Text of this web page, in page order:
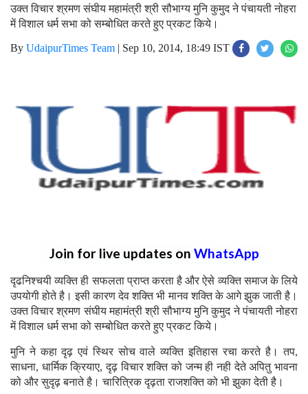
उक्त विचार श्रमण संघीय महामंत्री श्री सौभाग्य मुनि कुमुद ने पंचायती नोहरा
में विशाल धर्म सभा को सम्बोधित करते हुए प्रकट किये।
By UdaipurTimes Team | Sep 10, 2014, 18:49 IST
Join for live updates on WhatsApp
दृढनिश्चयी व्यक्ति ही सफलता प्राप्त करता है और ऐसे व्यक्ति समाज के लिये
उपयोगी होते है। इसी कारण देव शक्ति भी मानव शक्ति के आगे झुक जाती है।
उक्त विचार श्रमण संघीय महामंत्री श्री सौभाग्य मुनि कुमुद ने पंचायती नोहरा
में विशाल धर्म सभा को सम्बोधित करते हुए प्रकट किये।
मुनि ने कहा दृढ़ एवं स्थिर सोच वाले व्यक्ति इतिहास रचा करते है। तप,
साधना, धार्मिक क्रियाए, दृढ़ विचार शक्ति को जन्म ही नही देते अपितु भावना
को और सुदृढ़ बनाते है। चारित्रिक दृढ़ता राजशक्ति को भी झुका देती है।